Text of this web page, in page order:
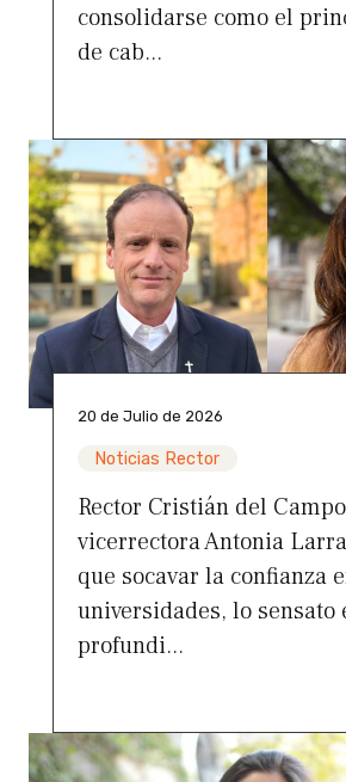
consolidarse como el
de cab...
20 de Julio de 2026
Noticias Rector
Rector Cristián del Campo
vicerrectora Antonia
que socavar la confianza
universidades, lo sensato
profundi...